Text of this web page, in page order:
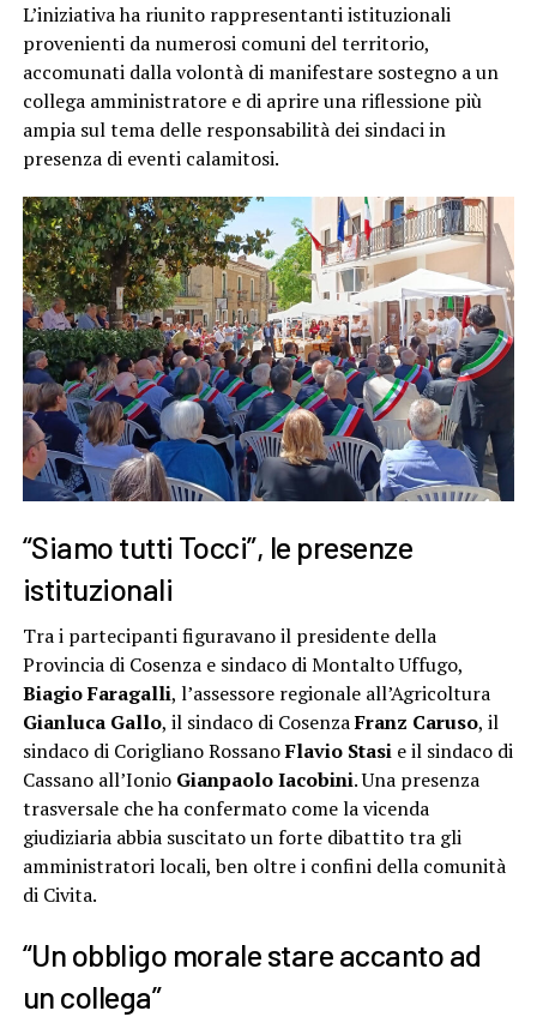
L’iniziativa ha riunito rappresentanti istituzionali
provenienti da numerosi comuni del territorio,
accomunati dalla volontà di manifestare sostegno a un
collega amministratore e di aprire una riflessione più
ampia sul tema delle responsabilità dei sindaci in
presenza di eventi calamitosi.
“Siamo tutti Tocci”, le presenze
istituzionali
Tra i partecipanti figuravano il presidente della
Provincia di Cosenza e sindaco di Montalto Uffugo,
Biagio Faragalli, l’assessore regionale all’Agricoltura
Gianluca Gallo, il sindaco di CosenzaFranz Caruso, il
sindaco di Corigliano RossanoFlavio Stasie il sindaco di
Cassano all’Ionio Gianpaolo Iacobini. Una presenza
trasversale che ha confermato come la vicenda
giudiziaria abbia suscitato un forte dibattito tra gli
amministratori locali, ben oltre i confini della comunità
di Civita.
“Un obbligo morale stare accanto ad
un collega”